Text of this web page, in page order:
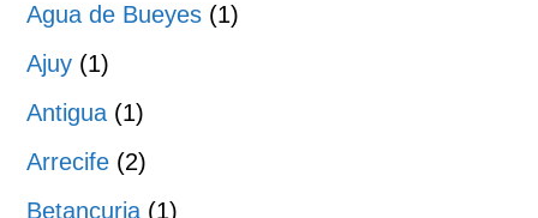
Agua de Bueyes (1)
Ajuy (1)
Antigua (1)
Arrecife (2)
Betancuria (1)